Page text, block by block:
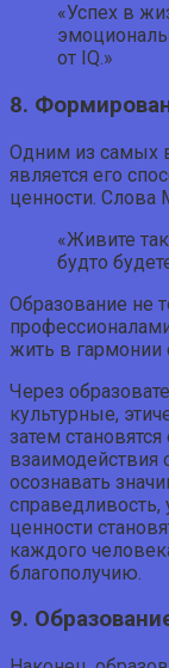
«Успех в
от IQ.»
8.
Одним из самых
является его
ценности. Слова
«Живите
будто
Образование не
жить в
Через
культурные,
затем
взаимодействия
осознавать
справедливость,
ценности
каждого
благополучию.
9.